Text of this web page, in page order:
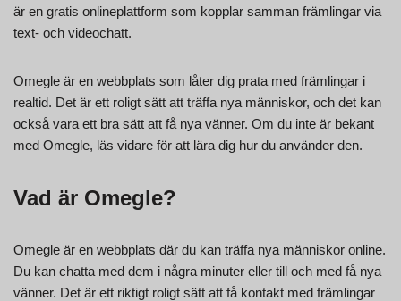
är en gratis onlineplattform som kopplar samman främlingar via
text- och videochatt.
Omegle är en webbplats som låter dig prata med främlingar i
realtid. Det är ett roligt sätt att träffa nya människor, och det kan
också vara ett bra sätt att få nya vänner. Om du inte är bekant
med Omegle, läs vidare för att lära dig hur du använder den.
Vad är Omegle?
Omegle är en webbplats där du kan träffa nya människor online.
Du kan chatta med dem i några minuter eller till och med få nya
vänner. Det är ett riktigt roligt sätt att få kontakt med främlingar